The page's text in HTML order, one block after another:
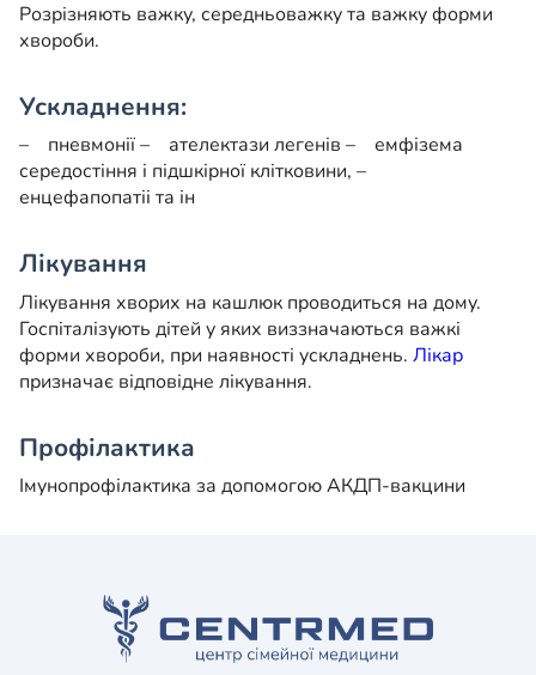
Розрізняють важку, середньоважку та важку форми
хвороби.
Ускладнення:
– пневмонії– ателектази легенів – емфізема
середостіння і підшкірної клітковини, –
енцефапопатіі та ін
Лікування
Лікування хворих на кашлюк проводиться на дому.
Госпіталізують дітей у яких виззначаються важкі
форми хвороби, при наявності ускладнень. Лікар
призначає відповідне лікування.
Профілактика
Імунопрофілактика за допомогою АКДП-вакцини